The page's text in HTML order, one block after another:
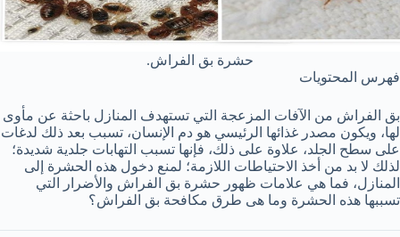
حشرة بق الفراش.
فهرس المحتويات
بق الفراش من الآفات المزعجة التي تستهدف المنازل باحثة عن مأوى
لها، ويكون مصدر غذائها الرئيسي هو دم الإنسان، تسبب بعد ذلك لدغات
على سطح الجلد، علاوة على ذلك، فإنها تسبب التهابات جلدية شديدة؛
لذلك لا بد من أخذ الاحتياطات اللازمة؛ لمنع دخول هذه الحشرة إلى
المنازل، فما هي علامات ظهور حشرة بق الفراش والأضرار التي
تسببها هذه الحشرة وما هى طرق مكافحة بق الفراش؟